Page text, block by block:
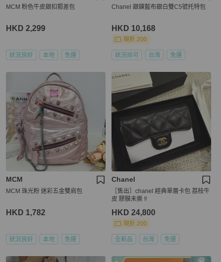
MCM 粉色牛皮銀扣郵差包
HKD 2,299
狀況良好 本地 免運
Chanel 銀鍊藍布銀白雙C5號托特包
HKD 10,168
現折 200
狀況尚可 台灣 免運
MCM
MCM 珠光粉 迷彩五金雙肩包
HKD 1,782
狀況良好 本地 免運
Chanel
［售出］chanel 經典單層卡包 荔枝牛
皮 膠膜未撕 ‼️
HKD 24,800
現折 200
全新品 台灣 免運